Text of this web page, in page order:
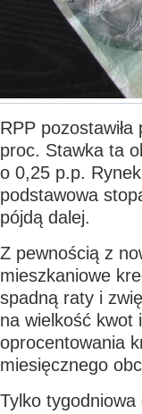
RPP
proc. Stawka ta
o 0,25 p.p.
podstawowa
pójdą dalej.
Z pewnością z
mieszkaniowe
spadną raty i
na wielkość kwot
oprocentowania
miesięcznego
Tylko